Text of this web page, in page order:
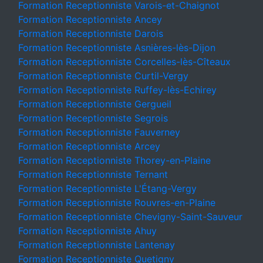
Formation Receptionniste Varois-et-Chaignot
Formation Receptionniste Ancey
Formation Receptionniste Darois
Formation Receptionniste Asnières-lès-Dijon
Formation Receptionniste Corcelles-lès-Cîteaux
Formation Receptionniste Curtil-Vergy
Formation Receptionniste Ruffey-lès-Echirey
Formation Receptionniste Gergueil
Formation Receptionniste Segrois
Formation Receptionniste Fauverney
Formation Receptionniste Arcey
Formation Receptionniste Thorey-en-Plaine
Formation Receptionniste Ternant
Formation Receptionniste L'Étang-Vergy
Formation Receptionniste Rouvres-en-Plaine
Formation Receptionniste Chevigny-Saint-Sauveur
Formation Receptionniste Ahuy
Formation Receptionniste Lantenay
Formation Receptionniste Quetigny